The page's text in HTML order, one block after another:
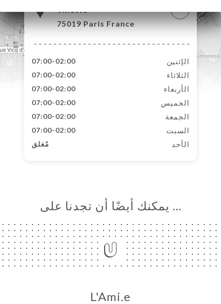
Villette
75019 Paris France
الإثنين 07:00-02:00
الثلاثاء 07:00-02:00
الأربعاء 07:00-02:00
الخميس 07:00-02:00
الجمعة 07:00-02:00
السبت 07:00-02:00
الأحد مُغلق
… يمكنك أيضًا أن تجدنا على
L'Ami.e